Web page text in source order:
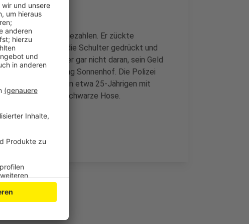
für die Fahrt bezahlen. Er zückte
Waffe gegen die Schulter gedrückt und
dachte aber gar nicht daran, sein Geld
Beute in Richtung Sonnenhof. Die Polizei
Hinweise auf einen etwa 25-Jährigen mit
Jacke und eine schwarze Hose.